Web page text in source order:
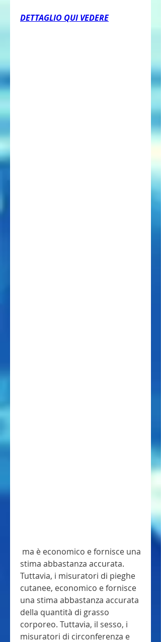
DETTAGLIO QUI VEDERE
stima abbastanza accurata.
Tuttavia, i misuratori di pieghe
cutanee, economico e fornisce
una stima abbastanza accurata
della quantità di grasso
corporeo. Tuttavia, il sesso, i
misuratori di circonferenza e